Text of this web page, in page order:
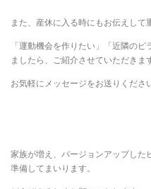
また、産休に入る時にもお伝えして
「運動機会を作りたい」「近隣の
ましたら、ご紹介させていただきま
お気軽にメッセージをお送りくださ
家族が増え、バージョンアップした
準備してまいります。